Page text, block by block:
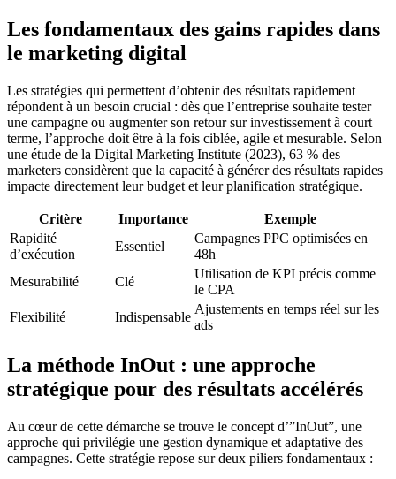
Les fondamentaux des gains rapides dans
le marketing digital
Les stratégies qui permettent d’obtenir des résultats rapidement
répondent à un besoin crucial : dès que l’entreprise souhaite tester
une campagne ou augmenter son retour sur investissement à court
terme, l’approche doit être à la fois ciblée, agile et mesurable. Selon
une étude de la Digital Marketing Institute (2023), 63 % des
marketers considèrent que la capacité à générer des résultats rapides
impacte directement leur budget et leur planification stratégique.
Critère Importance
Exemple
Rapidité
d’exécution
Essentiel
Campagnes PPC optimisées en
48h
Mesurabilité
Clé
Utilisation de KPI précis comme
le CPA
Flexibilité
Indispensable
Ajustements en temps réel sur les
ads
La méthode InOut : une approche
stratégique pour des résultats accélérés
Au cœur de cette démarche se trouve le concept d’”InOut”, une
approche qui privilégie une gestion dynamique et adaptative des
campagnes. Cette stratégie repose sur deux piliers fondamentaux :